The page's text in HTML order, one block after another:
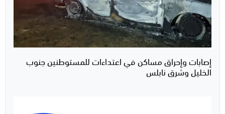
إصابات وإحراق مساكن في اعتداءات للمستوطنين جنوب
الخليل وشرق نابلس